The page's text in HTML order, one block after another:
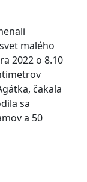
malého
2022 o 8.10
čakala
sa
a 50